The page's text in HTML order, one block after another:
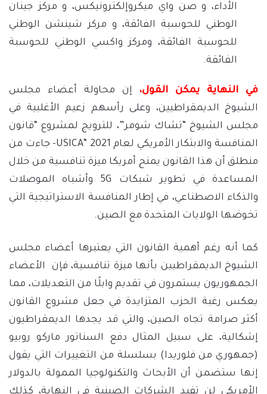
الأداء، و صن واي ميكروإلكترونيكس، و مركز جينان
الوطني للحوسبة الفائقة، و مركز شينشن الوطني
للحوسبة الفائقة، ومركز واكسي الوطني للحوسبة
الفائقة.
في النهاية يمكن القول، إن محاولة أعضاء مجلس
الشيوخ الديمقراطيين، وعلى رأسهم زعيم الأغلبية في
مجلس الشيوخ “تشاك شومر”، للترويج لمشروع “قانون
المنافسة والابتكار الأمريكي لعام 2021 “USICA- جاءت من
منطلق أن هذا القانون يمنح أمريكا ميزة تنافسية من خلال
المساعدة في تطوير شبكات 5G وأشباه الموصلات
والذكاء الاصطناعي، في إطار المنافسة الاستراتيجية التي
تخوضها الولايات المتحدة مع الصين.
كما أنه رغم أهمية القانون التي يعتبرها أعضاء مجلس
الشيوخ الديمقراطيين بأنها ميزة تنافسية، فإن الأعضاء
الجمهوريون يستمرون في تقديم وابلًا من التعديلات، مما
يعكس رغبة الحزب المتزايدة في جعل مشروع القانون
أكثر صرامة تجاه الصين، والتي قد يجدها الديمقراطيون
إشكالية، على سبيل المثال دفع السناتور ماركو روبيو
(جمهوري من فلوريدا) بسلسلة من التغييرات التي يقول
إنها ستضمن أن الأبحاث والتكنولوجيا الممولة بالدولار
الأمريكي لن تفيد الشركات الصينية في النهاية، كذلك